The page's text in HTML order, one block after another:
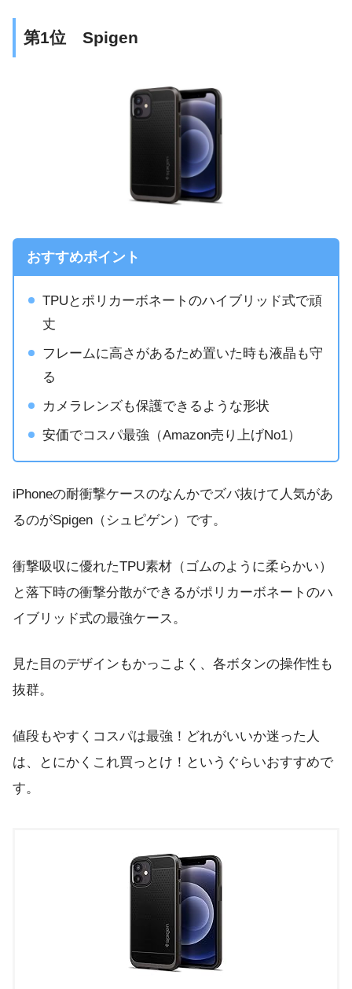
第1位 Spigen
おすすめポイント
TPUとポリカーボネートのハイブリッド式で頑
丈
フレームに高さがあるため置いた時も液晶も守
る
カメラレンズも保護できるような形状
安価でコスパ最強（Amazon売り上げNo1）
iPhoneの耐衝撃ケースのなんかでズバ抜けて人気があ
るのがSpigen（シュピゲン）です。
衝撃吸収に優れたTPU素材（ゴムのように柔らかい）
と落下時の衝撃分散ができるがポリカーボネートのハ
イブリッド式の最強ケース。
見た目のデザインもかっこよく、各ボタンの操作性も
抜群。
値段もやすくコスパは最強！どれがいいか迷った人
は、とにかくこれ買っとけ！というぐらいおすすめで
す。